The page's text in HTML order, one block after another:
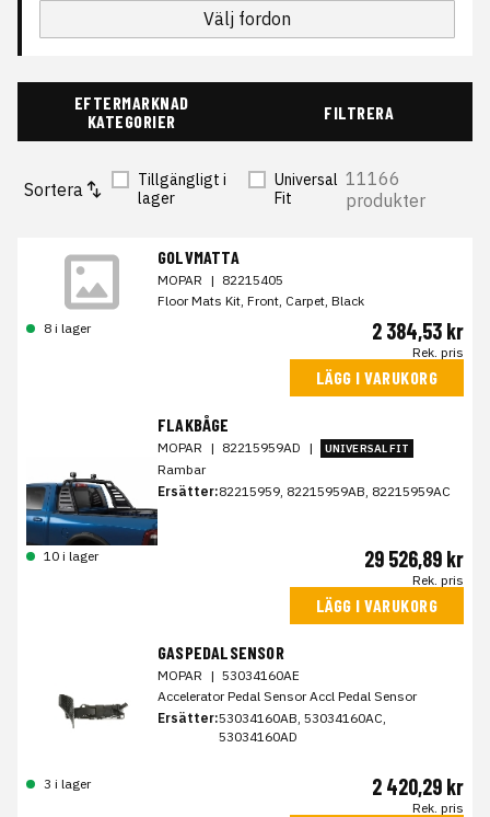
Välj fordon
EFTERMARKNAD
KATEGORIER
FILTRERA
Sortera
Tillgängligt i
lager
Universal
Fit
11166
produkter
GOLVMATTA
MOPAR | 82215405
Floor Mats Kit, Front, Carpet, Black
8 i lager
2 384,53 kr
Rek. pris
LÄGG I VARUKORG
FLAKBÅGE
MOPAR | 82215959AD | UNIVERSAL FIT
Rambar
Ersätter:82215959, 82215959AB, 82215959AC
10 i lager 29 526,89 kr
Rek. pris
LÄGG I VARUKORG
GASPEDALSENSOR
MOPAR | 53034160AE
Accelerator Pedal Sensor Accl Pedal Sensor
Ersätter:53034160AB, 53034160AC,
53034160AD
3 i lager 2 420,29 kr
Rek. pris